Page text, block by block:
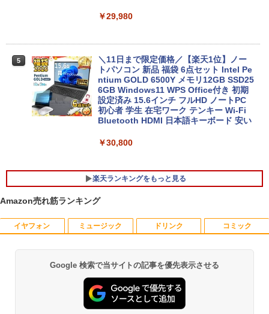
￥29,980
5
＼11日まで限定価格／【楽天1位】ノー
トパソコン 新品 福袋 6点セット Intel Pe
ntium GOLD 6500Y メモリ12GB SSD25
6GB Windows11 WPS Office付き 初期
設定済み 15.6インチ フルHD ノートPC
初心者 学生 在宅ワーク テンキー Wi-Fi
Bluetooth HDMI 日本語キーボード 安い
￥30,800
楽天ランキングをもっと見る
1
新品 ミニPC VETESA Intel 6500Y Wind
D256GB UHD 4K対応 HDMI DP 有線LA
N USB3.0 VESAマウント対応 省スペー
￥34,800
1
グリーンハウス 強化ガラスディスプレ
￥1,500
1 【送料無料】ながい窖／手塚治虫
Amazon売れ筋ランキング
イヤフォン
Anker Soundcore P40i オフホワイト
￥7,990
ミュージック
BRUCE WAYNE feat. Flo Milli, ATL Jacob
[Explicit]
￥250
ドリンク
【Amazon.co.jp限定】 い・ろ・は・す 2L P
ET ラベルレス ×8本
￥1,112
コミック
薬屋のひとりごと 17巻 (デジタル版ビッグガ
ンガンコミックス)
￥770
Google 検索で当サイトの記事を優先表示させる